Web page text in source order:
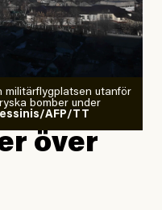
militärflygplatsen utanför
bomber under
AFP/TT
över